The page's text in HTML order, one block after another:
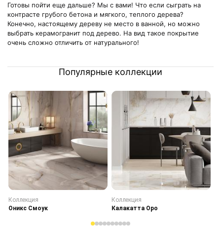
Готовы пойти еще дальше? Мы с вами! Что если сыграть на
контрасте грубого бетона и мягкого, теплого дерева?
Конечно, настоящему дереву не место в ванной, но можно
выбрать керамогранит под дерево. На вид такое покрытие
очень сложно отличить от натурального!
Популярные коллекции
Коллекция
Оникс Смоук
Коллекция
Калакатта Оро